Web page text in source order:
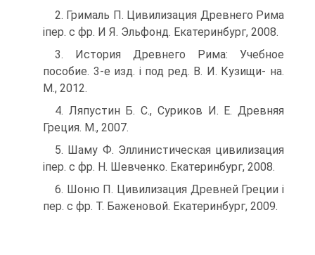
2. Грималь П. Цивилизация Древнего Рима
іпер. с фр. И Я. Эльфонд. Екате­ринбург, 2008.
3. История Древнего Рима: Учебное
пособие. 3-е изд. і под ред. В. И. Кузищи- на.
М., 2012.
4. Ляпустин Б. С., Суриков И. Е. Древняя
Греция. М., 2007.
5. Шаму Ф. Эллинистическая цивилизация
іпер. с фр. Н. Шевченко. Екате­ринбург, 2008.
6. Шоню П. Цивилизация Древней Греции і
пер. с фр. Т. Баженовой. Екате­ринбург, 2009.